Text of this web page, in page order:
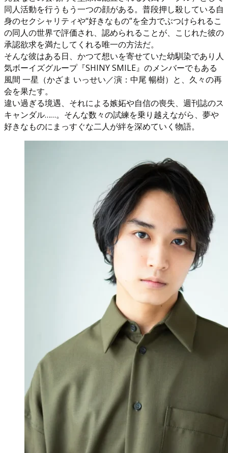
同人活動を行うもう一つの顔がある。普段押し殺している自
身のセクシャリティや“好きなもの”を全力でぶつけられるこ
の同人の世界で評価され、認められることが、こじれた彼の
承認欲求を満たしてくれる唯一の方法だ。
そんな彼はある日、かつて想いを寄せていた幼馴染であり人
気ボーイズグループ『SHINY SMILE』のメンバーでもある
風間 一星（かざま いっせい／演：中尾 暢樹）と、久々の再
会を果たす。
違い過ぎる境遇、それによる嫉妬や自信の喪失、週刊誌のス
キャンダル……。そんな数々の試練を乗り越えながら、夢や
好きなものにまっすぐな二人が絆を深めていく物語。